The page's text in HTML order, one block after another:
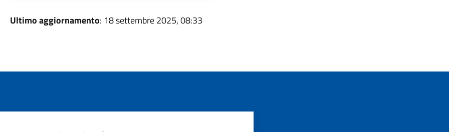
Ultimo aggiornamento: 18 settembre 2025, 08:33